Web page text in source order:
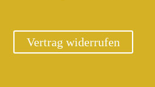
Vertrag widerrufen